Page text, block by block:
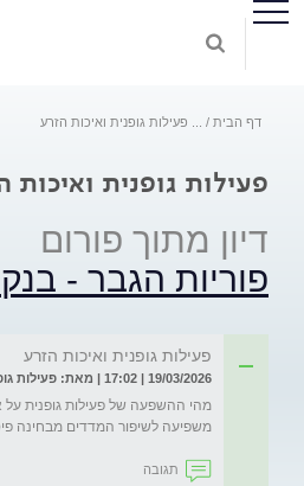
דף הבית פעילות גופנית ואיכות הזרע
פעילות גופנית ואיכות
דיון מתוך פורום
פוריות הגבר -
פעילות גופנית ואיכות הזרע
19/03/2026 | 17:02 | מאת: פעילות גופנית ואיכות הזרע
מהי ההשפעה של פעילות גופנית על
משפיעה לשיפור המדדים מבחינה
תגובה